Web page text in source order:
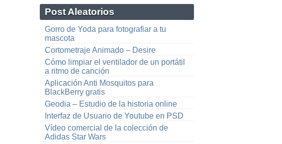
Post Aleatorios
Gorro de Yoda para fotografiar a tu
mascota
Cortometraje Animado – Desire
Cómo limpiar el ventilador de un portátil
a ritmo de canción
Aplicación Anti Mosquitos para
BlackBerry gratis
Geodia – Estudio de la historia online
Interfaz de Usuario de Youtube en PSD
Vídeo comercial de la colección de
Adidas Star Wars